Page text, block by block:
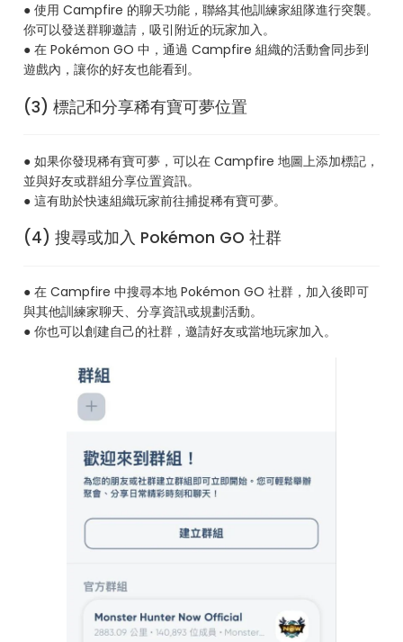
● 使用 Campfire 的聊天功能，聯絡其他訓練家組隊進行突襲。
你可以發送群聊邀請，吸引附近的玩家加入。
● 在 Pokémon GO 中，通過 Campfire 組織的活動會同步到
遊戲內，讓你的好友也能看到。
(3) 標記和分享稀有寶可夢位置
● 如果你發現稀有寶可夢，可以在 Campfire 地圖上添加標記，
並與好友或群組分享位置資訊。
● 這有助於快速組織玩家前往捕捉稀有寶可夢。
(4) 搜尋或加入 Pokémon GO 社群
● 在 Campfire 中搜尋本地 Pokémon GO 社群，加入後即可
與其他訓練家聊天、分享資訊或規劃活動。
● 你也可以創建自己的社群，邀請好友或當地玩家加入。